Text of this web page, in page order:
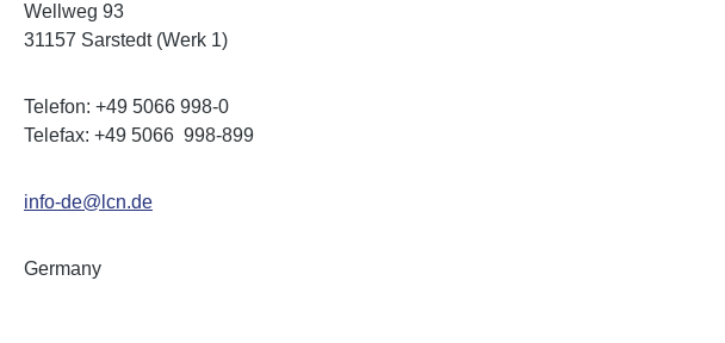
Wellweg 93
31157 Sarstedt (Werk 1)
Telefon: +49 5066 998-0
Telefax: +49 5066 998-899
info-de@lcn.de
Germany